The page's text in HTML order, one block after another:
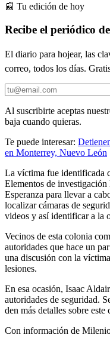
📰 Tu edición de hoy
Recibe el periódico
El diario para hojear, las
correo, todos los días.
Al suscribirte aceptas
baja cuando quieras.
Te puede interesar:
en Monterrey, Nuevo León
La víctima fue identificada
Elementos de
Esperanza para llevar a
localizar cámaras de
videos y así identificar a la
Vecinos de esta colonia
autoridades que hace un
una discusión con la
lesiones.
En esa ocasión, Isaac
autoridades de seguridad.
den más detalles sobre este
Con información de